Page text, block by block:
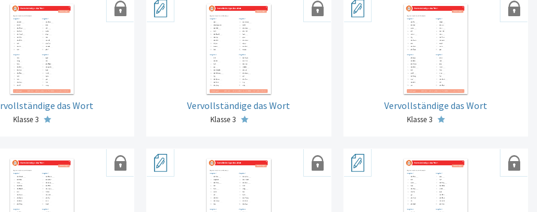
das Wort
Klasse 3
Vervollständige das Wort
Klasse 3
Vervollständige das Wort
Klasse 3